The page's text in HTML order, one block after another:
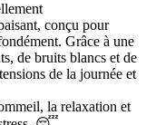
conçu pour
Grâce à une
de bruits blancs et de
de la journée et
la relaxation et